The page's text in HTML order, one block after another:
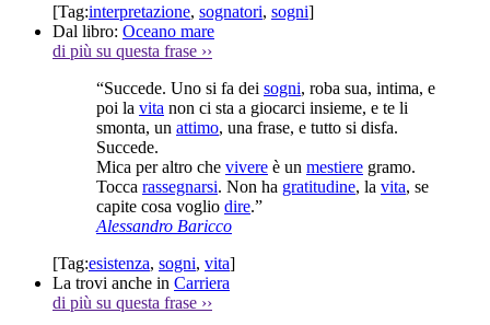
[Tag:interpretazione, sognatori, sogni]
Dal libro: Oceano mare
di più su questa frase ››
“Succede. Uno si fa dei sogni, roba sua, intima, e
poi la vita non ci sta a giocarci insieme, e te li
smonta, un attimo, una frase, e tutto si disfa.
Succede.
Mica per altro che vivere è un mestiere gramo.
Tocca rassegnarsi. Non ha gratitudine, la vita, se
capite cosa voglio dire.”
Alessandro Baricco
[Tag:esistenza, sogni, vita]
La trovi anche in Carriera
di più su questa frase ››